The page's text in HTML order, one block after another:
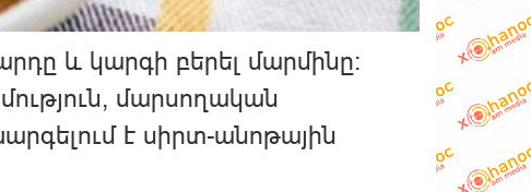
և կարգի բերել մարմինը։
մարսողական
է սիրտ-անոթային